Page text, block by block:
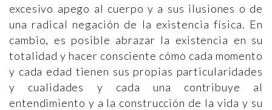
excesivo apego al cuerpo y a sus ilusiones o de
una radical negación de la existencia física. En
cambio, es posible abrazar la existencia en su
totalidad y hacer consciente cómo cada momento
y cada edad tienen sus propias particularidades
y cualidades y cada una contribuye al
entendimiento y a la construcción de la vida y su